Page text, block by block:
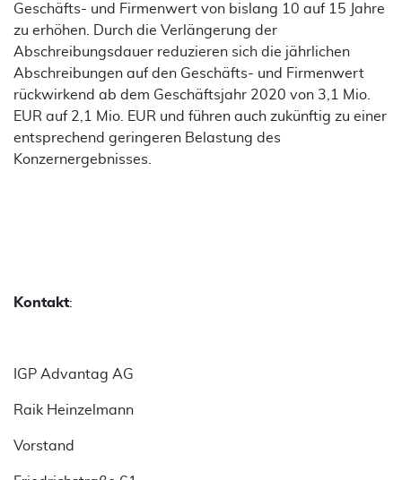
Geschäfts- und Firmenwert von bislang 10 auf 15 Jahre
zu erhöhen. Durch die Verlängerung der
Abschreibungsdauer reduzieren sich die jährlichen
Abschreibungen auf den Geschäfts- und Firmenwert
rückwirkend ab dem Geschäftsjahr 2020 von 3,1 Mio.
EUR auf 2,1 Mio. EUR und führen auch zukünftig zu einer
entsprechend geringeren Belastung des
Konzernergebnisses.
Kontakt:
IGP Advantag AG
Raik Heinzelmann
Vorstand